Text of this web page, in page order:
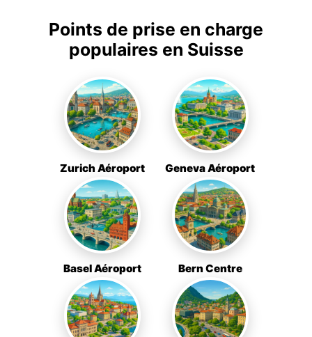
Points de prise en charge
populaires en Suisse
Zurich Aéroport Geneva Aéroport
Basel Aéroport Bern Centre